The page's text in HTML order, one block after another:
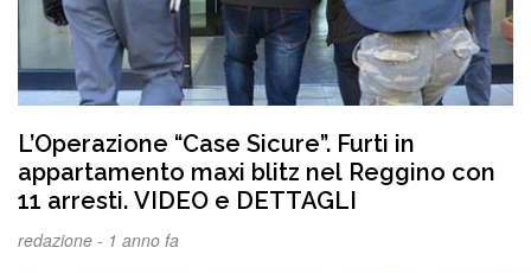
L’Operazione “Case Sicure”. Furti in
appartamento maxi blitz nel Reggino con
11 arresti. VIDEO e DETTAGLI
redazione - 1 anno fa